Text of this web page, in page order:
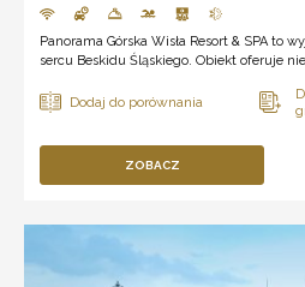
Panorama Górska Wisła Resort & SPA to
sercu Beskidu Śląskiego. Obiekt oferuje
ZOBACZ